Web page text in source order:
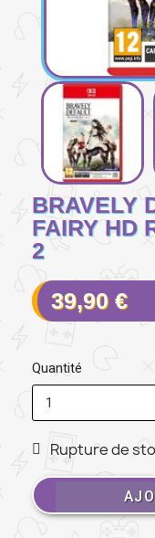
BRAVELY
FAIRY HD
2
39,90 €
Quantité
Rupture de